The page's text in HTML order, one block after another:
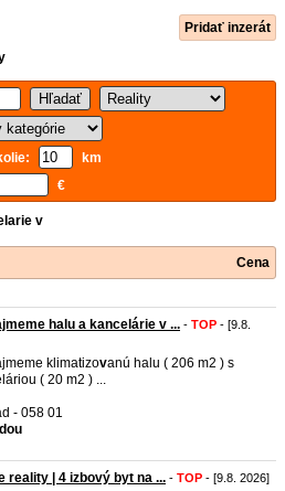
Pridať inzerát
km
€
v
Cena
halu a kancelárie v ... - TOP - [9.8.
klimatizovanú halu ( 206 m2 ) s
( 20 m2 ) ...
- 058 01
reality | 4 izbový byt na ... - TOP - [9.8. 2026]